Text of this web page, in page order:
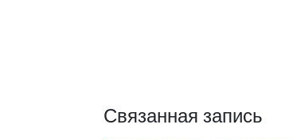
Связанная запись